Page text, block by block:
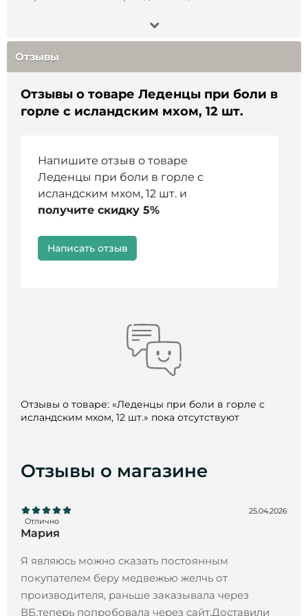
Отзывы
Отзывы о товаре Леденцы при боли в
горле с исландским мхом, 12 шт.
Отзывы о товаре: «Леденцы при боли в горле с
исландским мхом, 12 шт.» пока отсутствуют
Напишите отзыв о товаре
Леденцы при боли в горле с
исландским мхом, 12 шт. и
получите скидку 5%
Написать отзыв
Отзывы о магазине
Отлично
25.04.2026
Мария
Я являюсь можно сказать постоянным
покупателем беру медвежью желчь от
производителя, раньше заказывала через
ВБ,теперь попробовала через сайт.Доставили